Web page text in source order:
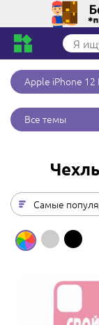
Apple iPhone 12
Все темы
Самые